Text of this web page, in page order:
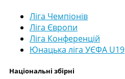
Ліга Чемпіонів
Ліга Європи
Ліга Конференцій
Юнацька ліга УЄФА U19
Національні збірні